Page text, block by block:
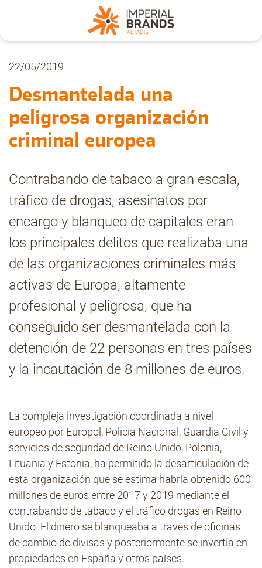
Nosotros
Secciones
Denuncia
Pregúntanos
Archivo
Estadísticas CMT
Contacto
22/05/2019
Desmantelada una
peligrosa organización
criminal europea
Contrabando de tabaco a gran escala,
tráfico de drogas, asesinatos por
encargo y blanqueo de capitales eran
los principales delitos que realizaba una
de las organizaciones criminales más
activas de Europa, altamente
profesional y peligrosa, que ha
conseguido ser desmantelada con la
detención de 22 personas en tres países
y la incautación de 8 millones de euros.
La compleja investigación coordinada a nivel
europeo por Europol, Policía Nacional, Guardia Civil y
servicios de seguridad de Reino Unido, Polonia,
Lituania y Estonia, ha permitido la desarticulación de
esta organización que se estima habría obtenido 600
millones de euros entre 2017 y 2019 mediante el
contrabando de tabaco y el tráfico drogas en Reino
Unido. El dinero se blanqueaba a través de oficinas
de cambio de divisas y posteriormente se invertía en
propiedades en España y otros países.